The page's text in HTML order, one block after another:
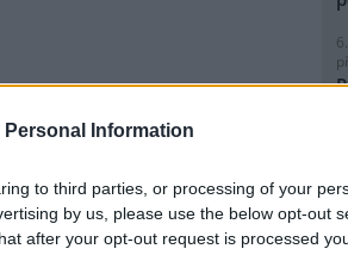
Personal Information
to third parties, or processing of your
by us, please use the below opt-out
after your opt-out request is processed
i